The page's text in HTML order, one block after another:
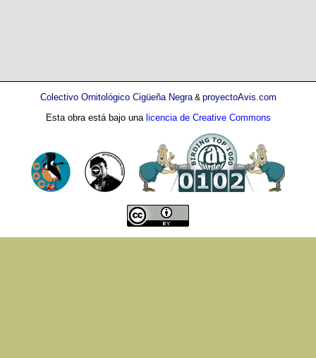
Colectivo Ornitológico Cigüeña Negra& proyectoAvis.com
Esta obra está bajo una licencia de Creative Commons